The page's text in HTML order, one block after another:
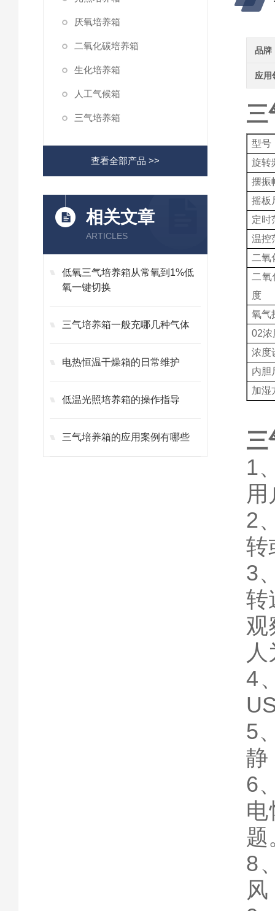
厌氧培养箱
二氧化碳培养箱
生化培养箱
人工气候箱
三气培养箱
查看全部产品 >>
相关文章
ARTICLES
低氧三气培养箱从常氧到1%低
氧一键切换
三气培养箱一般充哪几种气体
电热恒温干燥箱的日常维护
低温光照培养箱的操作指导
三气培养箱的应用案例有哪些
品牌
应用
三
型号
旋转
摆振
摇板
定时
温控
二氧
二氧
度
氧气
02浓
浓度
内胆
加湿
三
1
2
转
3
转
观
4
5
静
6
题
8